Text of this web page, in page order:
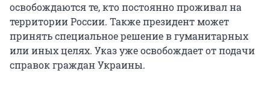
освобождаются те, кто постоянно проживал на
территории России. Также президент может
принять специальное решение в гуманитарных
или иных целях. Указ уже освобождает от подачи
справок граждан Украины.